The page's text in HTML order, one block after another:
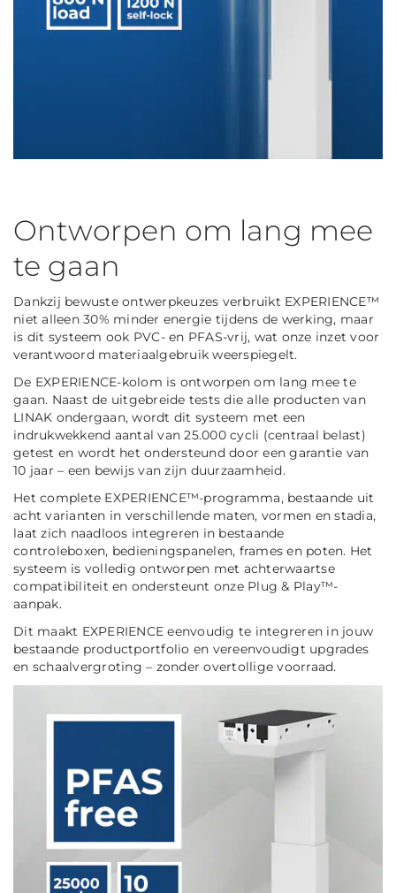
Ontworpen om lang mee
te gaan
Dankzij bewuste ontwerpkeuzes verbruikt EXPERIENCE™
niet alleen 30% minder energie tijdens de werking, maar
is dit systeem ook PVC- en PFAS-vrij, wat onze inzet voor
verantwoord materiaalgebruik weerspiegelt.
De EXPERIENCE-kolom is ontworpen om lang mee te
gaan. Naast de uitgebreide tests die alle producten van
LINAK ondergaan, wordt dit systeem met een
indrukwekkend aantal van 25.000 cycli (centraal belast)
getest en wordt het ondersteund door een garantie van
10 jaar – een bewijs van zijn duurzaamheid.
Het complete EXPERIENCE™-programma, bestaande uit
acht varianten in verschillende maten, vormen en stadia,
laat zich naadloos integreren in bestaande
controleboxen, bedieningspanelen, frames en poten. Het
systeem is volledig ontworpen met achterwaartse
compatibiliteit en ondersteunt onze Plug & Play™-
aanpak.
Dit maakt EXPERIENCE eenvoudig te integreren in jouw
bestaande productportfolio en vereenvoudigt upgrades
en schaalvergroting – zonder overtollige voorraad.